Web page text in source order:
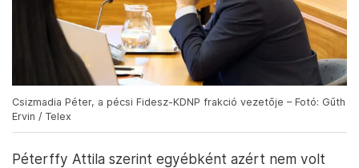
Csizmadia Péter, a pécsi Fidesz-KDNP frakció vezetője – Fotó: Gűth
Ervin / Telex
Péterffy Attila szerint egyébként azért nem volt